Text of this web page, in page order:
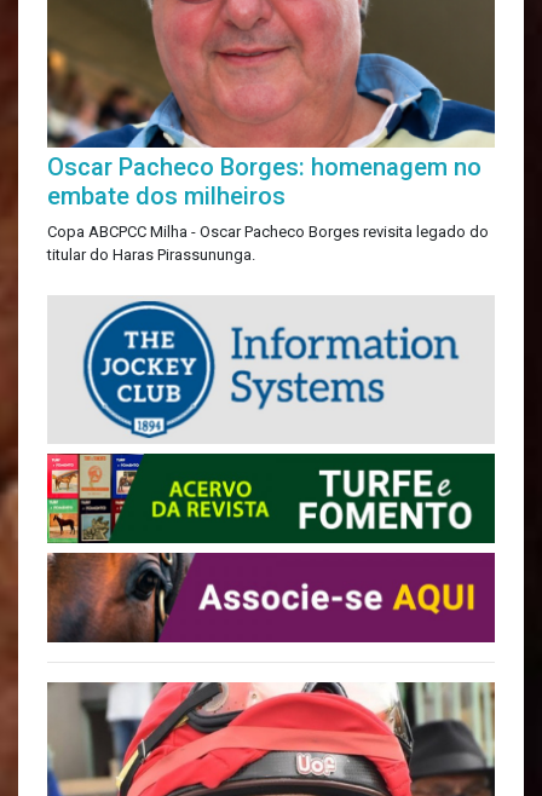
Oscar Pacheco Borges: homenagem no
embate dos milheiros
Copa ABCPCC Milha - Oscar Pacheco Borges revisita legado do
titular do Haras Pirassununga.